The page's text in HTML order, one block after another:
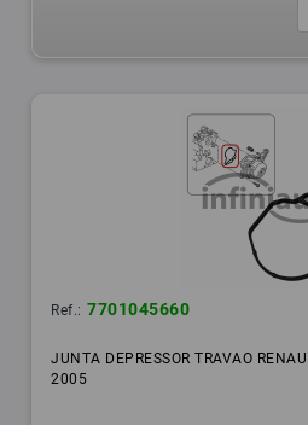
Ref.: 7701045660
JUNTA DEPRESSOR TRAVAO
2005